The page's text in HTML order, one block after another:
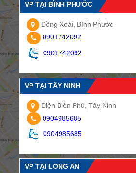
VP TẠI BÌNH PHƯỚC
Đồng Xoài, Bình Phước
0901742092
0901742092
VP TẠI TÂY NINH
Điện Biên Phủ, Tây Ninh
0904985685
0904985685
VP TẠI LONG AN